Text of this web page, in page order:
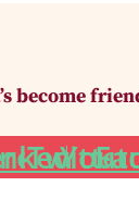
become
Twitter